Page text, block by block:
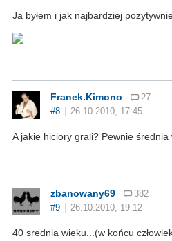
Ja byłem i jak najbardziej
Franek.Kimono
27
#8
26.10.2010, 17:45
A jakie hiciory grali? Pewnie średnia
zbanowany69
382
#9
26.10.2010, 19:12
40 srednia wieku...(w końcu